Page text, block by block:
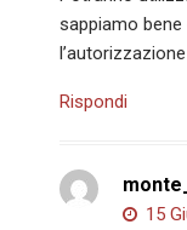
sappiamo bene
Rispondi
15